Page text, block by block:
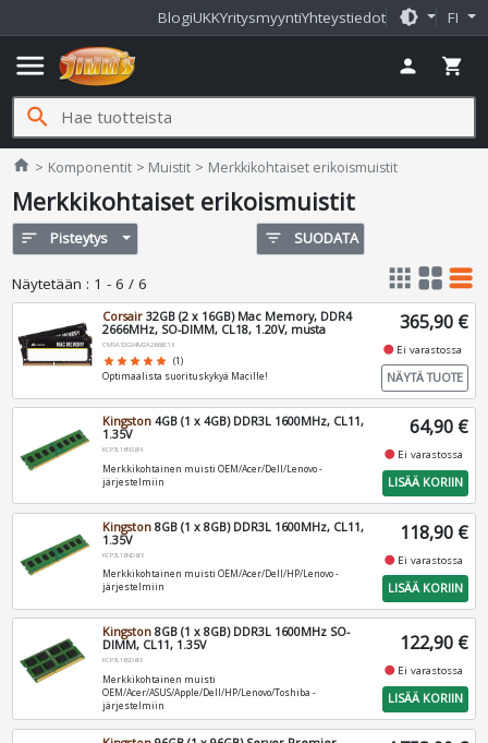
BlogiUKKYritysmyyntiYhteystiedot brightness_medium FI
menu person shopping_cart
search
home Jimms.fi
Komponentit Muistit Merkkikohtaiset erikoismuistit
Merkkikohtaiset erikoismuistit
sort Pisteytys filter_list SUODATA
Näytetään : 1 - 6 / 6 apps grid_view table_rows
Corsair 32GB (2 x 16GB) Mac Memory, DDR4
2666MHz, SO-DIMM, CL18, 1.20V, musta
CMSA32GX4M2A2666C18
star star star star star (1)
Optimaalista suorituskykyä Macille!
365,90 €
fiber_manual_record Ei varastossa
NÄYTÄ TUOTE
Kingston 4GB (1 x 4GB) DDR3L 1600MHz, CL11,
1.35V
KCP3L16NS8/4
Merkkikohtainen muisti OEM/Acer/Dell/Lenovo -
järjestelmiin
64,90 €
fiber_manual_record Ei varastossa
LISÄÄ KORIIN
Kingston 8GB (1 x 8GB) DDR3L 1600MHz, CL11,
1.35V
KCP3L16ND8/8
Merkkikohtainen muisti OEM/Acer/Dell/HP/Lenovo -
järjestelmiin
118,90 €
fiber_manual_record Ei varastossa
LISÄÄ KORIIN
Kingston 8GB (1 x 8GB) DDR3L 1600MHz SO-
DIMM, CL11, 1.35V
KCP3L16SD8/8
Merkkikohtainen muisti
OEM/Acer/ASUS/Apple/Dell/HP/Lenovo/Toshiba -
järjestelmiin
122,90 €
fiber_manual_record Ei varastossa
LISÄÄ KORIIN